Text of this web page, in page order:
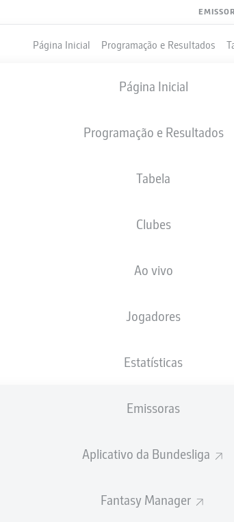
Página Inicial Programação e Resultados
Página Inicial
Programação e Resultados
Tabela
Clubes
Ao vivo
Jogadores
Estatísticas
Emissoras
Aplicativo da Bundesliga
Fantasy Manager
04.06.1998